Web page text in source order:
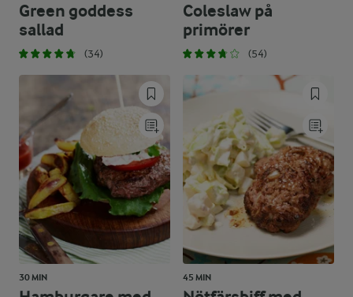
Green goddess
sallad
(34)
Coleslaw på
primörer
(54)
30 MIN 45 MIN